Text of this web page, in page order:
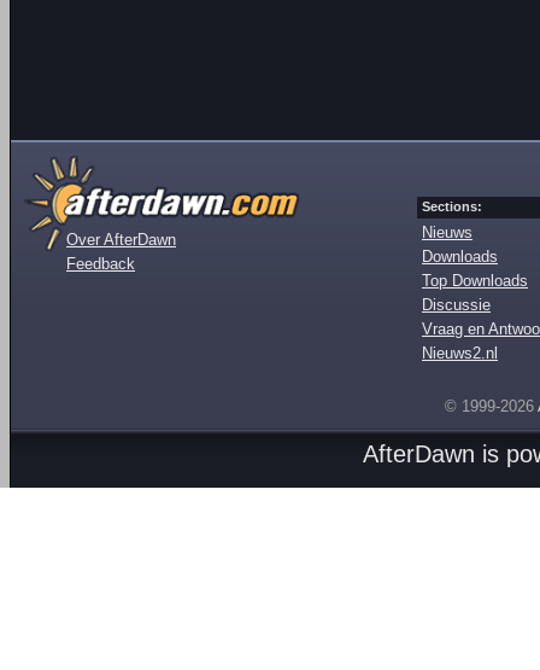
Over AfterDawn
Feedback
Sections:
Nieuws
Downloads
Top Downloads
Discussie
Vraag en
Nieuws2.nl
© 1999-2026
AfterDawn is